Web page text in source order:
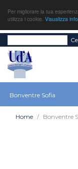
Per migliorare la tua
utilizza i cookie. Visualizza
Bonventre Sofia
Home Bonventre